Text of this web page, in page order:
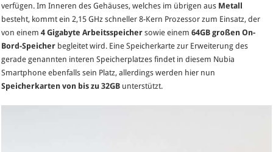
verfügen. Im Inneren des Gehäuses, welches im übrigen aus Metall
besteht, kommt ein 2,15 GHz schneller 8-Kern Prozessor zum Einsatz, der
von einem4 Gigabyte Arbeitsspeicher sowie einem64GB großen On-
Bord-Speicher begleitet wird. Eine Speicherkarte zur Erweiterung des
gerade genannten interen Speicherplatzes findet in diesem Nubia
Smartphone ebenfalls sein Platz, allerdings werden hier nun
Speicherkarten von bis zu 32GB unterstützt.